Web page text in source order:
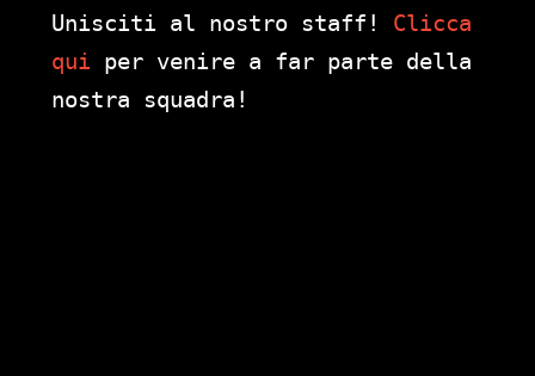
Unisciti al nostro staff! Clicca
qui per venire a far parte della
nostra squadra!